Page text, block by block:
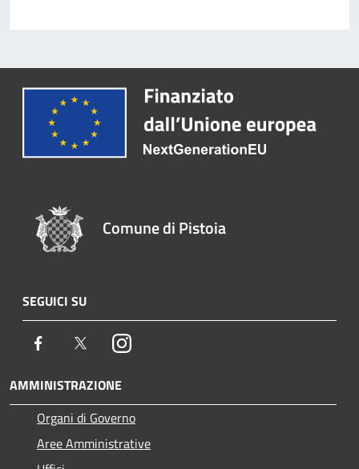
Comune di Pistoia
SEGUICI SU
Facebook TwitterInstagram
AMMINISTRAZIONE
Organi di Governo
Aree Amministrative